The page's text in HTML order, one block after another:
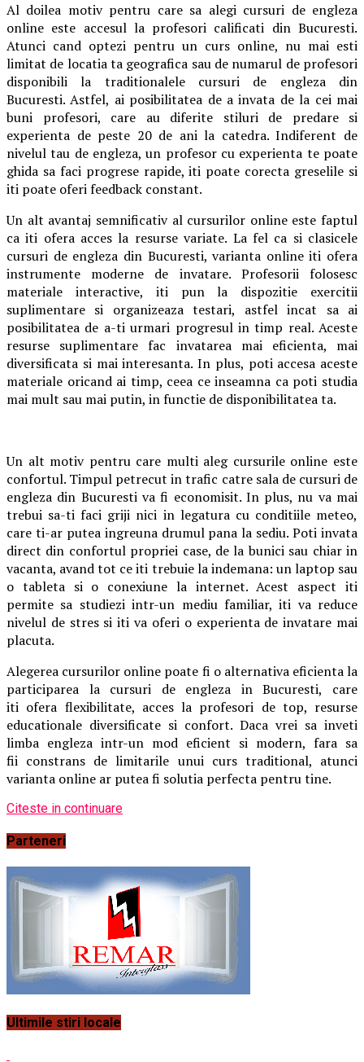
Al doilea motiv pentru care sa alegi cursuri de engleza
online este accesul la profesori calificati din Bucuresti.
Atunci cand optezi pentru un curs online, nu mai esti
limitat de locatia ta geografica sau de numarul de profesori
disponibili la traditionalele cursuri de engleza din
Bucuresti. Astfel, ai posibilitatea de a invata de la cei mai
buni profesori, care au diferite stiluri de predare si
experienta de peste 20 de ani la catedra. Indiferent de
nivelul tau de engleza, un profesor cu experienta te poate
ghida sa faci progrese rapide, iti poate corecta greselile si
iti poate oferi feedback constant.
Un alt avantaj semnificativ al cursurilor online este faptul
ca iti ofera acces la resurse variate. La fel ca si clasicele
cursuri de engleza din Bucuresti, varianta online iti ofera
instrumente moderne de invatare. Profesorii folosesc
materiale interactive, iti pun la dispozitie exercitii
suplimentare si organizeaza testari, astfel incat sa ai
posibilitatea de a-ti urmari progresul in timp real. Aceste
resurse suplimentare fac invatarea mai eficienta, mai
diversificata si mai interesanta. In plus, poti accesa aceste
materiale oricand ai timp, ceea ce inseamna ca poti studia
mai mult sau mai putin, in functie de disponibilitatea ta.
Un alt motiv pentru care multi aleg cursurile online este
confortul. Timpul petrecut in trafic catre sala de cursuri de
engleza din Bucuresti va fi economisit. In plus, nu va mai
trebui sa-ti faci griji nici in legatura cu conditiile meteo,
care ti-ar putea ingreuna drumul pana la sediu. Poti invata
direct din confortul propriei case, de la bunici sau chiar in
vacanta, avand tot ce iti trebuie la indemana: un laptop sau
o tableta si o conexiune la internet. Acest aspect iti
permite sa studiezi intr-un mediu familiar, iti va reduce
nivelul de stres si iti va oferi o experienta de invatare mai
placuta.
Alegerea cursurilor online poate fi o alternativa eficienta la
participarea la cursuri de engleza in Bucuresti, care
iti ofera flexibilitate, acces la profesori de top, resurse
educationale diversificate si confort. Daca vrei sa inveti
limba engleza intr-un mod eficient si modern, fara sa
fii constrans de limitarile unui curs traditional, atunci
varianta online ar putea fi solutia perfecta pentru tine.
Citeste in continuare
Parteneri
Ultimile stiri locale